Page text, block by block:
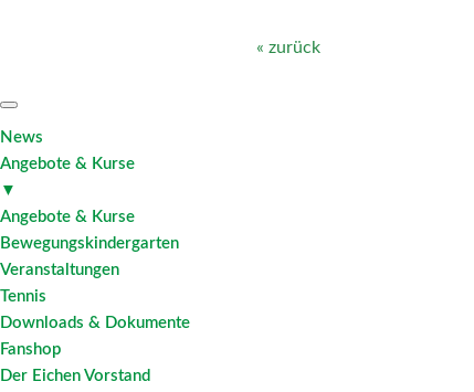
« zurück
News
Angebote & Kurse
▼
Angebote & Kurse
Bewegungskindergarten
Veranstaltungen
Tennis
Downloads & Dokumente
Fanshop
Der Eichen Vorstand